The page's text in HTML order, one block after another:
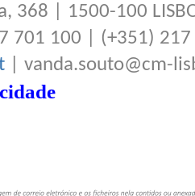
368 | 1500-100
701 100 | (+351)
| vanda.souto@cm-